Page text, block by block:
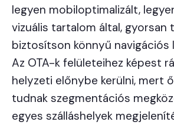
legyen mobiloptimalizált,
vizuális tartalom által, gyorsan
biztosítson könnyű navigációs
Az OTA-k felületeihez képest
helyzeti előnybe kerülni, mert
tudnak szegmentációs
egyes szálláshelyek